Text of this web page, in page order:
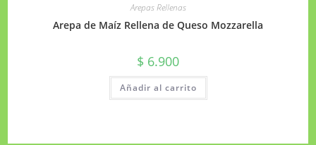
Arepas Rellenas
Arepa de Maíz Rellena de Queso Mozzarella
$ 6.900
Añadir al carrito